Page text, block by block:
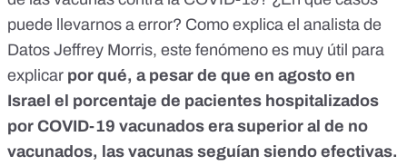
puede llevarnos a error? Como explica el analista de
Datos Jeffrey Morris, este fenómeno es muy útil para
explicar por qué, a pesar de que en agosto en
Israel el porcentaje de pacientes hospitalizados
por COVID-19 vacunados era superior al de no
vacunados, las vacunas seguían siendo efectivas.